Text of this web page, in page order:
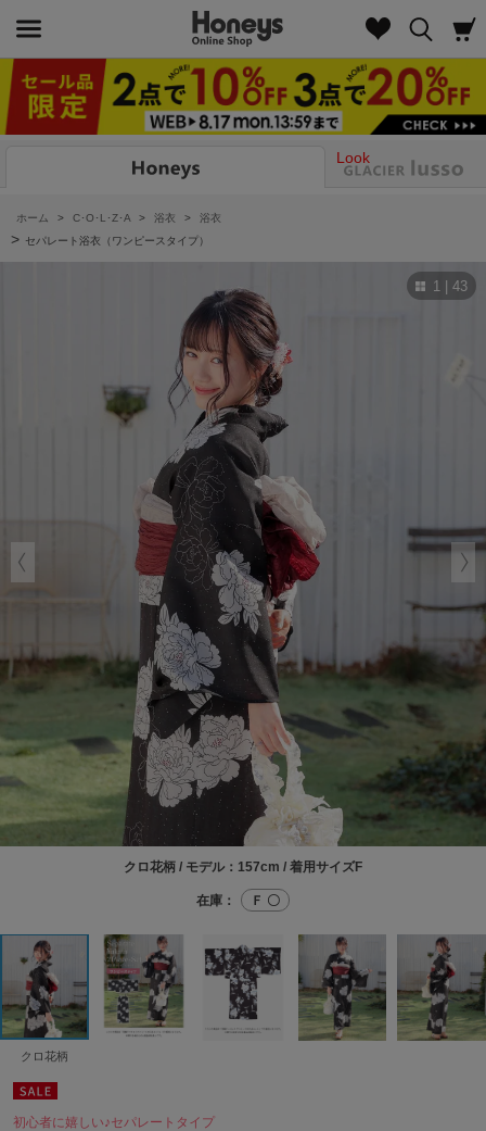
Look
ホーム > C･O･L･Z･A > 浴衣 > 浴衣
> セパレート浴衣（ワンピースタイプ）
1 | 43
クロ花柄 / モデル：157cm / 着用サイズF
在庫： Ｆ 〇
クロ花柄
初心者に嬉しい♪セパレートタイプ